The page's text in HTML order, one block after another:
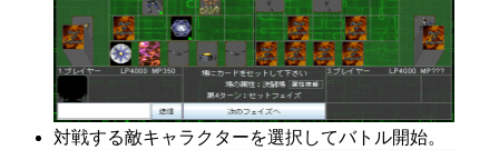
対戦する敵キャラクターを選択してバトル開始。